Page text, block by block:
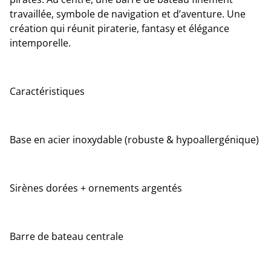
travaillée, symbole de navigation et d’aventure. Une
création qui réunit piraterie, fantasy et élégance
intemporelle.
Caractéristiques
Base en acier inoxydable (robuste & hypoallergénique)
Sirènes dorées + ornements argentés
Barre de bateau centrale